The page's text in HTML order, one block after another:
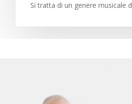
Si tratta di un genere musicale